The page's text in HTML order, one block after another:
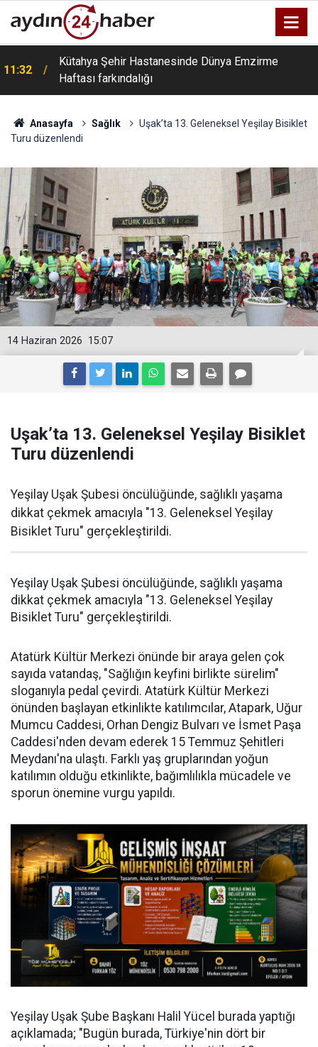
11:32
Kütahya Şehir Hastanesinde Dünya Emzirme
Haftası farkındalığı
Anasayfa Sağlık
Uşak’ta 13. Geleneksel Yeşilay Bisiklet
Turu düzenlendi
15:07
14 Haziran 2026
Uşak’ta 13. Geleneksel Yeşilay Bisiklet
Turu düzenlendi
Yeşilay Uşak Şubesi öncülüğünde, sağlıklı yaşama
dikkat çekmek amacıyla "13. Geleneksel Yeşilay
Bisiklet Turu" gerçekleştirildi.
Yeşilay Uşak Şubesi öncülüğünde, sağlıklı yaşama
dikkat çekmek amacıyla "13. Geleneksel Yeşilay
Bisiklet Turu" gerçekleştirildi.
Atatürk Kültür Merkezi önünde bir araya gelen çok
sayıda vatandaş, "Sağlığın keyfini birlikte sürelim"
sloganıyla pedal çevirdi. Atatürk Kültür Merkezi
önünden başlayan etkinlikte katılımcılar, Atapark, Uğur
Mumcu Caddesi, Orhan Dengiz Bulvarı ve İsmet Paşa
Caddesi'nden devam ederek 15 Temmuz Şehitleri
Meydanı'na ulaştı. Farklı yaş gruplarından yoğun
katılımın olduğu etkinlikte, bağımlılıkla mücadele ve
sporun önemine vurgu yapıldı.
Yeşilay Uşak Şube Başkanı Halil Yücel burada yaptığı
açıklamada; "Bugün burada, Türkiye'nin dört bir